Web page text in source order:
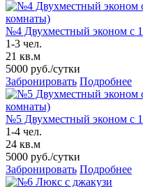
№4 Двухместный эконом с
1-3 чел.
21 кв.м
5000 руб./сутки
Забронировать Подробнее
№5 Двухместный эконом с
1-4 чел.
24 кв.м
5000 руб./сутки
Забронировать Подробнее